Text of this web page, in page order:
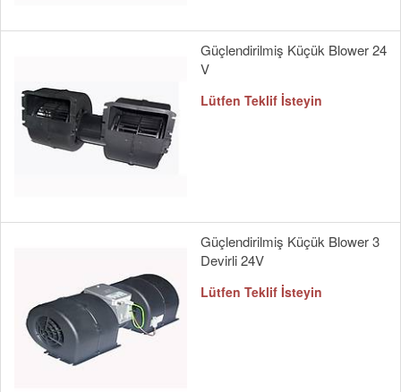
Güçlendirilmiş Küçük Blower 24
V
Lütfen Teklif İsteyin
Güçlendirilmiş Küçük Blower 3
Devirli 24V
Lütfen Teklif İsteyin